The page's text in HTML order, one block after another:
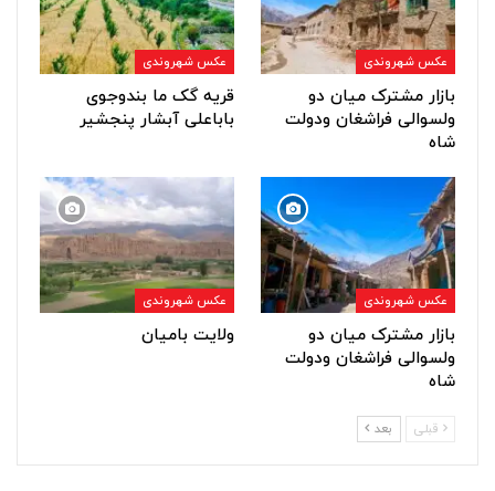
عکس شهروندی
بازار مشترک میان دو
ولسوالی فراشغان ودولت
شاه
عکس شهروندی
قریه گک ما بندوجوی
باباعلی آبشار پنجشیر
عکس شهروندی
بازار مشترک میان دو
ولسوالی فراشغان ودولت
شاه
عکس شهروندی
ولایت بامیان
قبلی بعد